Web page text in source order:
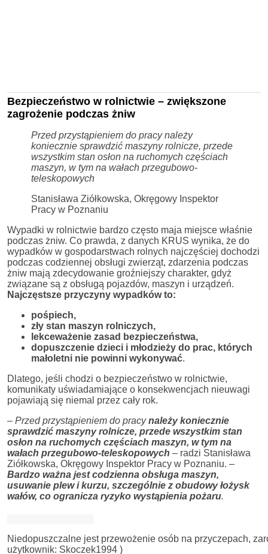
Bezpieczeństwo w rolnictwie – zwiększone
zagrożenie podczas żniw
Przed przystąpieniem do pracy należy
koniecznie sprawdzić maszyny rolnicze, przede
wszystkim stan osłon na ruchomych częściach
maszyn, w tym na wałach przegubowo-
teleskopowych
Stanisława Ziółkowska, Okręgowy Inspektor
Pracy w Poznaniu
Wypadki w rolnictwie bardzo często maja miejsce właśnie
podczas żniw. Co prawda, z danych KRUS wynika, że do
wypadków w gospodarstwach rolnych najczęściej dochodzi
podczas codziennej obsługi zwierząt, zdarzenia podczas
żniw mają zdecydowanie groźniejszy charakter, gdyż
związane są z obsługą pojazdów, maszyn i urządzeń.
Najczęstsze przyczyny wypadków to:
pośpiech,
zły stan maszyn rolniczych,
lekceważenie zasad bezpieczeństwa,
dopuszczenie dzieci i młodzieży do prac, których
małoletni nie powinni wykonywać.
Dlatego, jeśli chodzi o bezpieczeństwo w rolnictwie,
komunikaty uświadamiające o konsekwencjach nieuwagi
pojawiają się niemal przez cały rok.
– Przed przystąpieniem do pracynależy koniecznie
sprawdzić maszyny rolnicze, przede wszystkim stan
osłon na ruchomych częściach maszyn, w tym na
wałach przegubowo-teleskopowych – radzi Stanisława
Ziółkowska, Okręgowy Inspektor Pracy w Poznaniu. –
Bardzo ważna jest codzienna obsługa maszyn,
usuwanie plew i kurzu, szczególnie z obudowy łożysk
wałów, co ogranicza ryzyko wystąpienia pożaru.
Niedopuszczalne jest przewożenie osób na przyczepach,
użytkownik: Skoczek1994 )